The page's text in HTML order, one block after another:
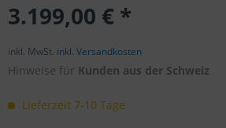
3.199,00 € *
inkl. MwSt. inkl. Versandkosten
Hinweise für Kunden aus der Schweiz
Lieferzeit 7-10 Tage